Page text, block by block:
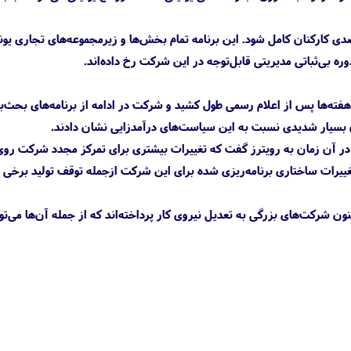
انتظار می‌رود تا پایان سال مالی جاری که در ماه مارس به‌اتمام می‌رسد، برنامه اخراج ۲۵ درصدی کارکنان کامل شود. این برنامه تمام بخش‌ها و زیرمجموعه‌های
بی‌ثباتی مدیریتی قابل‌توجه در این شرکت رخ داده‌اند.
هفته‌ها پس از اعلام رسمی طول کشید و شرکت در ادامه از برنامه‌های
بسیار شدیدی نسبت به این سیاست‌های درآمدزایی نشان دادند.
آن زمان به رویترز گفت که تغییرات بیشتری برای تمرکز مجدد شرکت
ساختاری برنامه‌ریزی شده برای این شرکت ازجمله توقف تولید برخی
شده‌اند. تاکنون شرکت‌های بزرگی به تعدیل نیروی کار پرداخته‌اند که از جمله آن‌ها